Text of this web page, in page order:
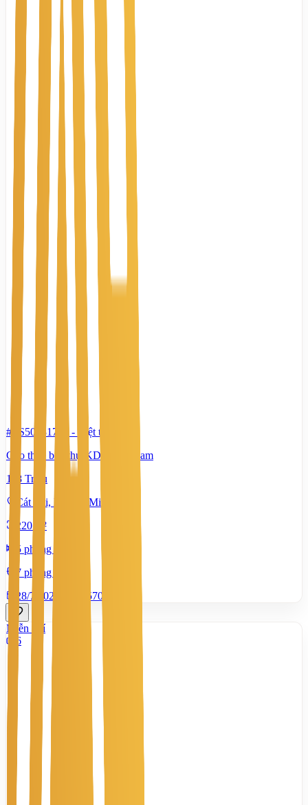
#TS50031774 - Biệt thự
Cho thuê biệt thự KDC Him Lam
118 Triệu
Cát Lái, Hồ Chí Minh
220 m²
5 phòng ngủ
7 phòng tắm
28/7/2026
570
Miễn phí
6